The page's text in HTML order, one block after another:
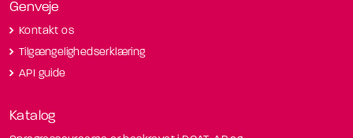
Genveje
Kontakt os
Tilgængelighedserklæring
API guide
Katalog